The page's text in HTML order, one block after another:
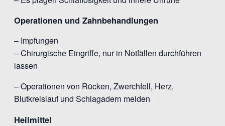
Operationen und Zahnbehandlungen
– Impfungen
– Chirurgische Eingriffe, nur in Notfällen durchführen
lassen
– Operationen von Rücken, Zwerchfell, Herz,
Blutkreislauf und Schlagadern meiden
Heilmittel